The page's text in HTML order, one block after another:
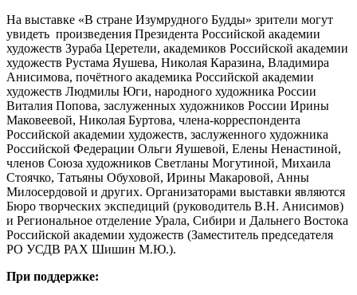
На выставке «В стране Изумрудного Будды» зрители могут
увидеть произведения Президента Российской академии
художеств Зураба Церетели, академиков Российской академии
художеств Рустама Яушева, Николая Каразина, Владимира
Анисимова, почётного академика Российской академии
художеств Людмилы Юги, народного художника России
Виталия Попова, заслуженных художников России Ирины
Маковеевой, Николая Буртова, члена-корреспондента
Российской академии художеств, заслуженного художника
Российской Федерации Ольги Яушевой, Елены Ненастиной,
членов Союза художников Светланы Могутиной, Михаила
Стоячко, Татьяны Обуховой, Ирины Макаровой, Анны
Милосердовой и других. Организаторами выставки являются
Бюро творческих экспедиций (руководитель В.Н. Анисимов)
и Региональное отделение Урала, Сибири и Дальнего Востока
Российской академии художеств (Заместитель председателя
РО УСДВ РАХ Шишин М.Ю.).
При поддержке: